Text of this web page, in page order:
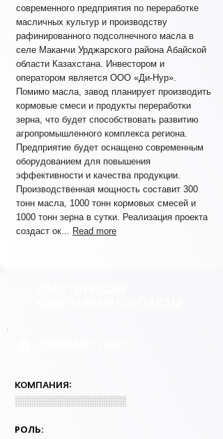
современного предприятия по переработке
масличных культур и производству
рафинированного подсолнечного масла в
селе Маканчи Урджарского района Абайской
области Казахстана. Инвестором и
оператором является ООО «Ди-Нур».
Помимо масла, завод планирует производить
кормовые смеси и продукты переработки
зерна, что будет способствовать развитию
агропромышленного комплекса региона.
Предприятие будет оснащено современным
оборудованием для повышения
эффективности и качества продукции.
Производственная мощность составит 300
тонн масла, 1000 тонн кормовых смесей и
1000 тонн зерна в сутки. Реализация проекта
создаст ок... Read more
КОМПАНИЯ:
░░░░░░░░░░░░░░░░
РОЛЬ: